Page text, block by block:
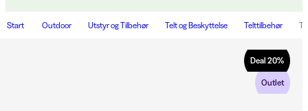
Start Outdoor Utstyr og Tilbehør Telt og Beskyttelse Telttilbehør
Deal 20%
Outlet